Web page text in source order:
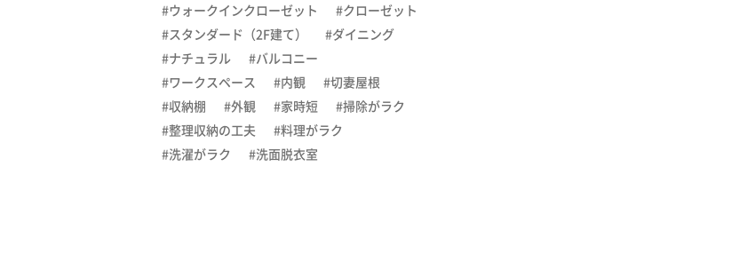
#ウォークインクローゼット
#クローゼット
#スタンダード（2F建て）
#ダイニング
#ナチュラル
#バルコニー
#ワークスペース
#内観
#切妻屋根
#収納棚
#外観 #家時短
#掃除がラク
#整理収納の工夫
#料理がラク
#洗濯がラク
#洗面脱衣室